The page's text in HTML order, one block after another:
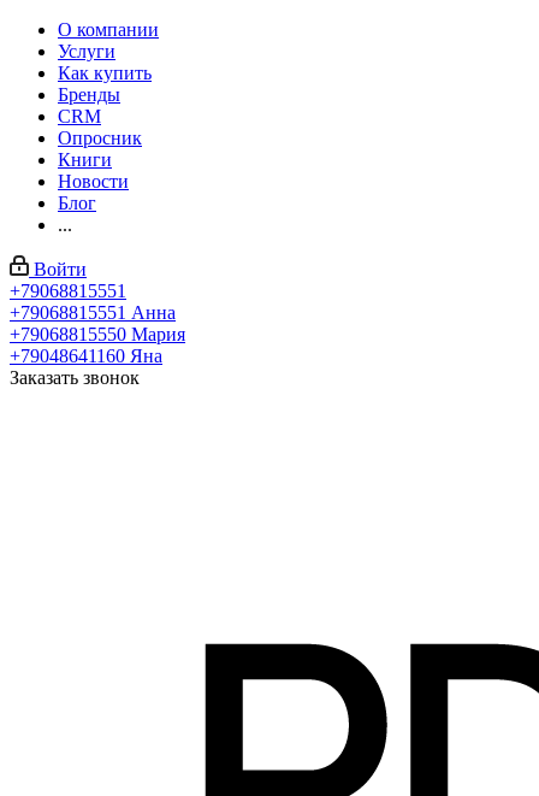
О компании
Услуги
Как купить
Бренды
CRM
Опросник
Книги
Новости
Блог
...
Войти
+79068815551
+79068815551 Анна
+79068815550 Мария
+79048641160 Яна
Заказать звонок